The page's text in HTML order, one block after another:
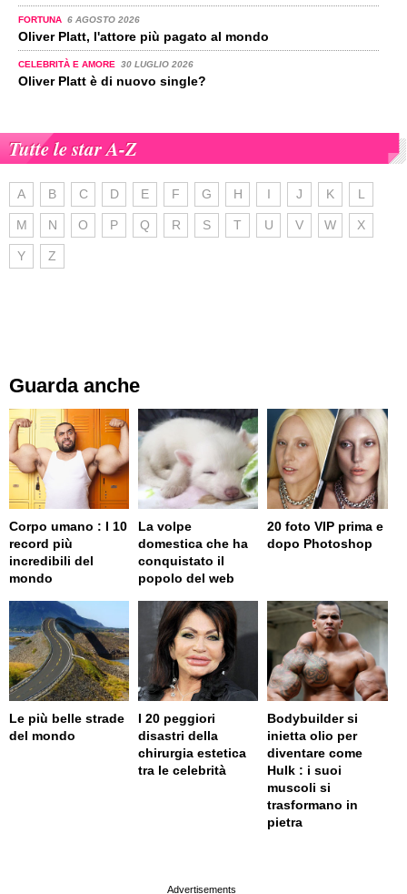
FORTUNA 6 AGOSTO 2026
Oliver Platt, l'attore più pagato al mondo
CELEBRITÀ E AMORE 30 LUGLIO 2026
Oliver Platt è di nuovo single?
Tutte le star A-Z
A B C D E F G H I J K L
M N O P Q R S T U V W X
Y Z
Guarda anche
Corpo umano : I 10
record più
incredibili del
mondo
La volpe
domestica che ha
conquistato il
popolo del web
20 foto VIP prima e
dopo Photoshop
Le più belle strade
del mondo
I 20 peggiori
disastri della
chirurgia estetica
tra le celebrità
Bodybuilder si
inietta olio per
diventare come
Hulk : i suoi
muscoli si
trasformano in
pietra